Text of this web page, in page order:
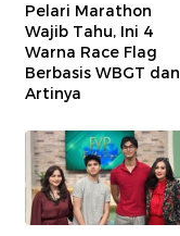
Pelari Marathon
Wajib Tahu, Ini 4
Warna Race Flag
Berbasis WBGT dan
Artinya